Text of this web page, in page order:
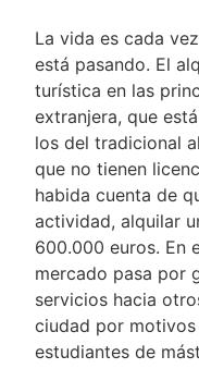
La vida es cada
está pasando. El
turística en las
extranjera, que
los del tradicional
que no tienen
habida cuenta de
actividad, alquilar
600.000 euros. En
mercado pasa por
servicios hacia
ciudad por
estudiantes de